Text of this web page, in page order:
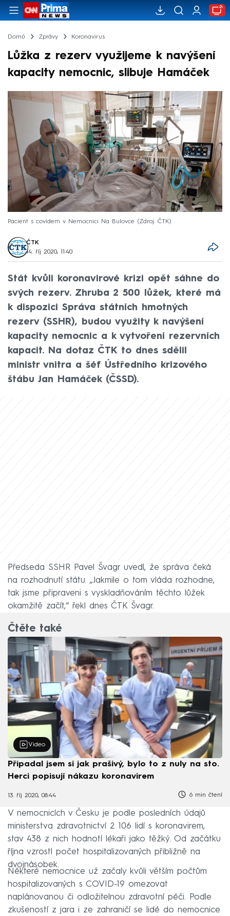
Domů Zprávy Koronavirus
Lůžka z rezerv využijeme k navýšení
kapacity nemocnic, slibuje Hamáček
Pacient s covidem v Nemocnici Na Bulovce Zdroj: ČTK
ČTK
14. říj 2020, 11:40
Stát kvůli koronavirové krizi opět sáhne do
svých rezerv. Zhruba 2 500 lůžek, které má
k dispozici Správa státních hmotných
rezerv (SSHR), budou využity k navýšení
kapacity nemocnic a k vytvoření rezervních
kapacit. Na dotaz ČTK to dnes sdělil
ministr vnitra a šéf Ústředního krizového
štábu Jan Hamáček (ČSSD).
Předseda SSHR Pavel Švagr uvedl, že správa čeká
na rozhodnutí státu. „Jakmile o tom vláda rozhodne,
tak jsme připraveni s vyskladňováním těchto lůžek
okamžitě začít,“ řekl dnes ČTK Švagr.
Čtěte také
Video
Připadal jsem si jak prašivý, bylo to z nuly na sto.
Herci popisují nákazu koronavirem
13. říj 2020, 08:44 6 min čtení
V nemocnicích v Česku je podle posledních údajů
ministerstva zdravotnictví 2 106 lidí s koronavirem,
stav 438 z nich hodnotí lékaři jako těžký. Od začátku
října vzrostl počet hospitalizovaných přibližně na
dvojnásobek.
Některé nemocnice už začaly kvůli větším počtům
hospitalizovaných s COVID-19 omezovat
naplánovanou či odložitelnou zdravotní péči. Podle
zkušeností z jara i ze zahraničí se lidé do nemocnice